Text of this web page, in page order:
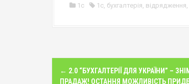
1c 1с, бухгалтерія, відрядження,
P← 2.0 “БУХГАЛТЕРІЇ ДЛЯ УКРАЇНИ” –
ПРАДАЖ! ОСТАННЯ МОЖЛИВІСТЬ